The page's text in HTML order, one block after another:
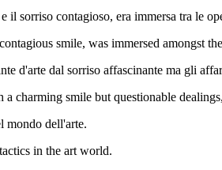
il sorriso contagioso, era immersa tra le
smile, was immersed amongst
d'arte dal sorriso affascinante ma gli
charming smile but questionable
mondo dell'arte.
in the art world.